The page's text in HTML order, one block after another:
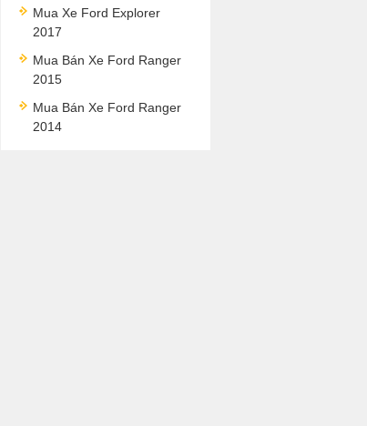
Mua Xe Ford Explorer
2017
Mua Bán Xe Ford Ranger
2015
Mua Bán Xe Ford Ranger
2014